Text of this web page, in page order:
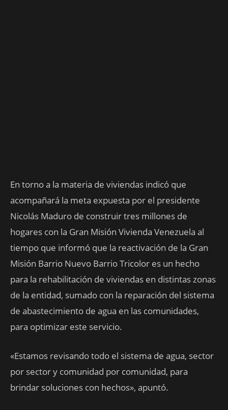
En torno a la materia de viviendas indicó que
acompañará la meta expuesta por el presidente
Nicolás Maduro de construir tres millones de
hogares con la Gran Misión Vivienda Venezuela al
tiempo que informó que la reactivación de la Gran
Misión Barrio Nuevo Barrio Tricolor es un hecho
para la rehabilitación de viviendas en distintas zonas
de la entidad, sumado con la reparación del sistema
de abastecimiento de agua en las comunidades,
para optimizar este servicio.
«Estamos revisando todo el sistema de agua, sector
por sector y comunidad por comunidad, para
brindar soluciones con hechos», apuntó.